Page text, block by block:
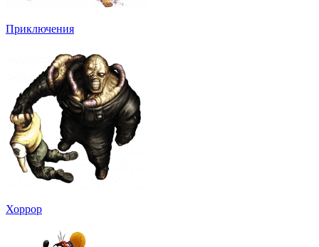
Приключения
Хоррор